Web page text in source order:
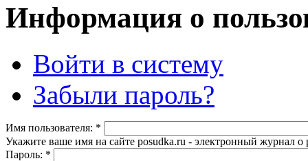
Информация о
Войти в систему
Забыли пароль?
Имя пользователя: *
Укажите ваше имя на сайте posudka.ru - электронный журнал
Пароль: *